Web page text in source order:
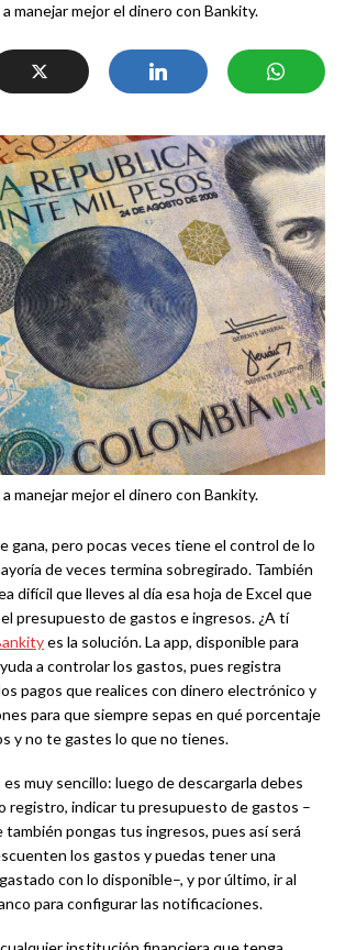
manejar mejor el dinero con Bankity.
manejar mejor el dinero con Bankity.
gana, pero pocas veces tiene el control de lo
de veces termina sobregirado. También
difícil que lleves al día esa hoja de Excel que
presupuesto de gastos e ingresos. ¿A tí
es la solución.La app, disponible para
a controlar los gastos, pues registra
pagos que realices con dinero electrónico y
para que siempre sepas en qué porcentaje
y no te gastes lo que no tienes.
muy sencillo: luego de descargarla debes
registro, indicar tu presupuesto de gastos –
también pongas tus ingresos, pues así será
los gastos y puedas tener una
con lo disponible–, y por último, ir al
para configurar las notificaciones.